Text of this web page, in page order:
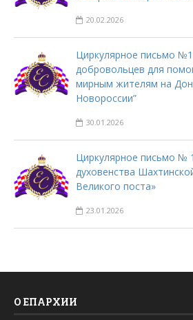
20.02.2026
Циркулярное письмо
добровольцев для
мирным жителям на
Новороссии”
30.01.2026
Циркулярное письмо №
духовенства
Великого поста»
23.01.2026
О ЕПАРХИИ